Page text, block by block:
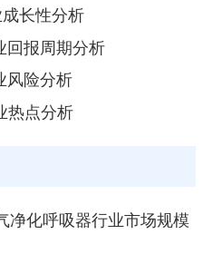
长性分析
回报周期分析
风险分析
热点分析
化呼吸器行业市场规模